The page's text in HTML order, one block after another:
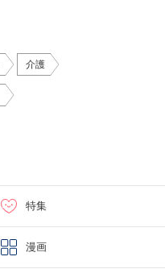
介護
特集
漫画